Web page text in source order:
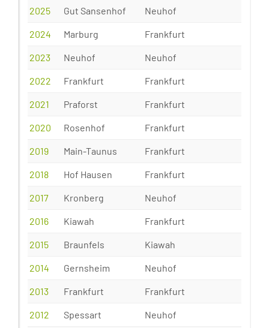
2025 Gut Sansenhof Neuhof
2024 Marburg Frankfurt
2023 Neuhof Neuhof
2022 Frankfurt Frankfurt
2021 Praforst Frankfurt
2020 Rosenhof Frankfurt
2019 Main-Taunus Frankfurt
2018 Hof Hausen Frankfurt
2017 Kronberg Neuhof
2016 Kiawah Frankfurt
2015 Braunfels Kiawah
2014 Gernsheim Neuhof
2013 Frankfurt Frankfurt
2012 Spessart Neuhof